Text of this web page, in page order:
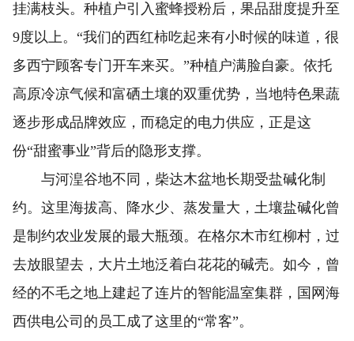
挂满枝头。种植户引入蜜蜂授粉后，果品甜度提升至
9度以上。“我们的西红柿吃起来有小时候的味道，很
多西宁顾客专门开车来买。”种植户满脸自豪。依托
高原冷凉气候和富硒土壤的双重优势，当地特色果蔬
逐步形成品牌效应，而稳定的电力供应，正是这
份“甜蜜事业”背后的隐形支撑。
与河湟谷地不同，柴达木盆地长期受盐碱化制
约。这里海拔高、降水少、蒸发量大，土壤盐碱化曾
是制约农业发展的最大瓶颈。在格尔木市红柳村，过
去放眼望去，大片土地泛着白花花的碱壳。如今，曾
经的不毛之地上建起了连片的智能温室集群，国网海
西供电公司的员工成了这里的“常客”。